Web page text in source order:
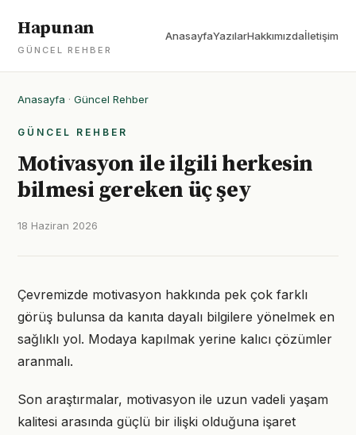
Hapunan
GÜNCEL REHBER
AnasayfaYazılarHakkımızdaİletişim
Anasayfa · Güncel Rehber
GÜNCEL REHBER
Motivasyon ile ilgili herkesin
bilmesi gereken üç şey
18 Haziran 2026
Çevremizde motivasyon hakkında pek çok farklı
görüş bulunsa da kanıta dayalı bilgilere yönelmek en
sağlıklı yol. Modaya kapılmak yerine kalıcı çözümler
aranmalı.
Son araştırmalar, motivasyon ile uzun vadeli yaşam
kalitesi arasında güçlü bir ilişki olduğuna işaret